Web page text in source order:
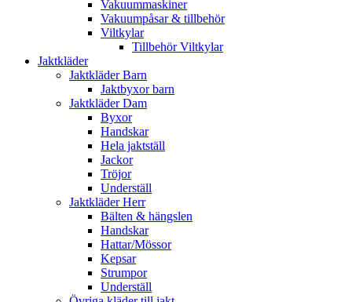
Vakuummaskiner
Vakuumpåsar & tillbehör
Viltkylar
Tillbehör Viltkylar
Jaktkläder
Jaktkläder Barn
Jaktbyxor barn
Jaktkläder Dam
Byxor
Handskar
Hela jaktställ
Jackor
Tröjor
Underställ
Jaktkläder Herr
Bälten & hängslen
Handskar
Hattar/Mössor
Kepsar
Strumpor
Underställ